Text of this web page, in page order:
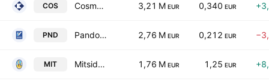
COS Cosmos Insurance Public Co. Ltd. 3,21 M EUR 0,340 EUR
PND Pandora Investments Public Ltd. 2,76 M EUR 0,212 EUR
MIT Mitsides Public Company Ltd. 1,76 M EUR 1,25 EUR